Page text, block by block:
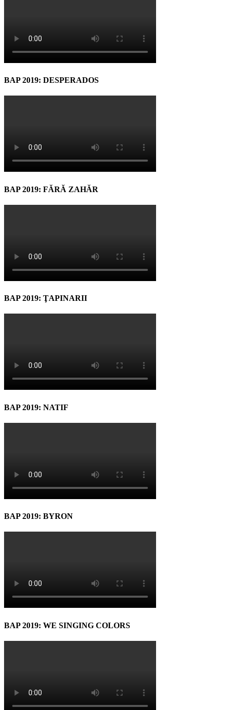
BAP 2019: DESPERADOS
BAP 2019: FĂRĂ ZAHĂR
BAP 2019: ŢAPINARII
BAP 2019: NATIF
BAP 2019: BYRON
BAP 2019: WE SINGING COLORS